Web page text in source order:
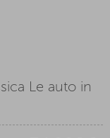
Le auto in